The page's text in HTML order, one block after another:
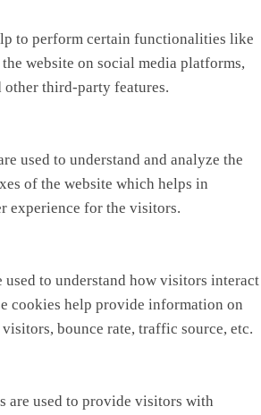
to perform certain functionalities like
website on social media platforms,
other third-party features.
used to understand and analyze the
of the website which helps in
experience for the visitors.
to understand how visitors interact
cookies help provide information on
bounce rate, traffic source, etc.
are used to provide visitors with